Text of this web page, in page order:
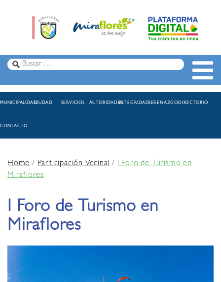
MUNICIPALIDADCIUDAD SERVICIOS AUTORIDADESINTEGRIDADSERENAZGODIRECTORIO
CONTACTO
Home/Participación Vecinal/I Foro de Turismo en
Miraflores
I Foro de Turismo en
Miraflores